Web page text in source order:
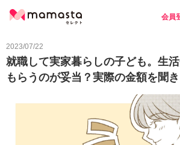
会員
2023/07/22
就職して実家暮らしの子ども。生
もらうのが妥当？実際の金額を聞